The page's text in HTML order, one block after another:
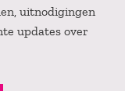
uitnodigingen
updates over